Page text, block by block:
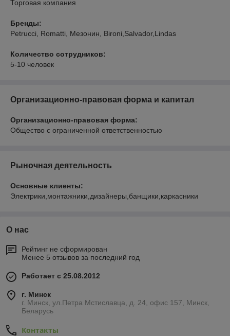
Торговая компания
Бренды:
Petrucci, Romatti, Мезонин, Bironi,Salvador,Lindas
Количество сотрудников:
5-10 человек
Организационно-правовая форма и капитал
Организационно-правовая форма:
Общество с ограниченной ответственностью
Рыночная деятельность
Основные клиенты:
Электрики,монтажники,дизайнеры,банщики,каркасники
О нас
Рейтинг не сформирован
Менее 5 отзывов за последний год
Работает с 25.08.2012
г. Минск
г. Минск, ул.Петра Мстиславца, д. 24, офис 157, Минск,
Беларусь
Контакты